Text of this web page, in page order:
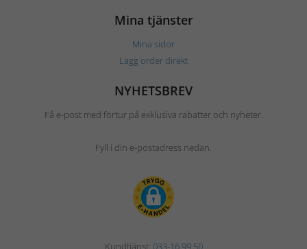
Mina tjänster
Mina sidor
Lägg order direkt
NYHETSBREV
Få e-post med förtur på exklusiva rabatter och nyheter.
Fyll i din e-postadress nedan.
Kundtjänst: 033-16 99 50